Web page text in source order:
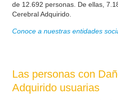
de 12.692 personas. De ellas,
Cerebral Adquirido.
Conoce a nuestras entidades
Las personas con
Adquirido usuarias